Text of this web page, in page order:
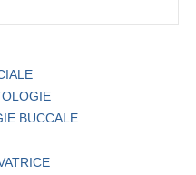
BUCCALE